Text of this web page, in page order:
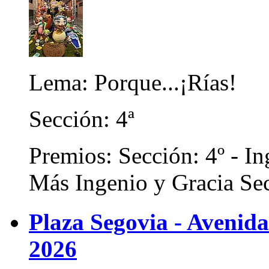
Lema: Porque...¡Rías!
Sección: 4ª
Premios: Sección: 4º -
Más Ingenio y Gracia
Plaza Segovia -
2026